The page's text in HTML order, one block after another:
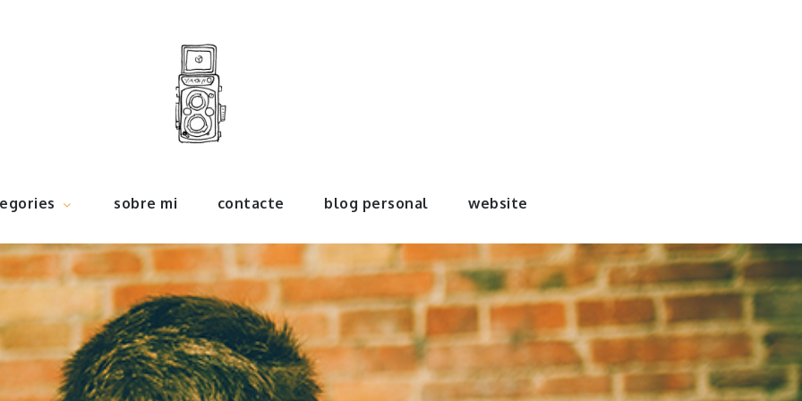
sobre mi contacte blog personal website